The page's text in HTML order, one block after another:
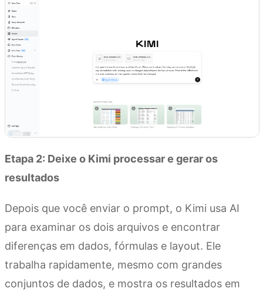
Etapa 2: Deixe o Kimi processar e gerar os
resultados
Depois que você enviar o prompt, o Kimi usa AI
para examinar os dois arquivos e encontrar
diferenças em dados, fórmulas e layout. Ele
trabalha rapidamente, mesmo com grandes
conjuntos de dados, e mostra os resultados em